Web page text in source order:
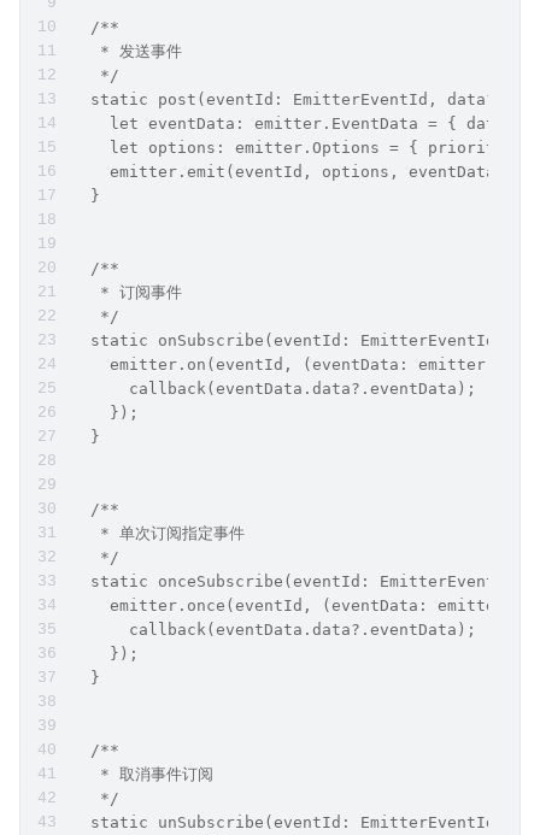
  /**
   * 发送事件
   */
static post(eventId: EmitterEventId, data?:
let eventData: emitter.EventData = { data:
let options: emitter.Options = { priority:
    emitter.emit(eventId, options, eventData);
  }
  /**
   * 订阅事件
   */
static onSubscribe(eventId: EmitterEventId,
emitter.on(eventId, (eventData:
      callback(eventData.data?.eventData);
    });
  }
  /**
   * 单次订阅指定事件
   */
static onceSubscribe(eventId: EmitterEventId,
emitter.once(eventId, (eventData:
      callback(eventData.data?.eventData);
    });
  }
  /**
   * 取消事件订阅
   */
  static unSubscribe(eventId: EmitterEventId) {